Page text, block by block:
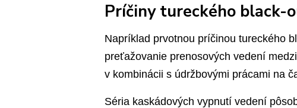
Príčiny tureckého black-
Napríklad prvotnou príčinou tureckého
preťažovanie prenosových vedení
v kombinácii s údržbovými prácami na
Séria kaskádových vypnutí vedení